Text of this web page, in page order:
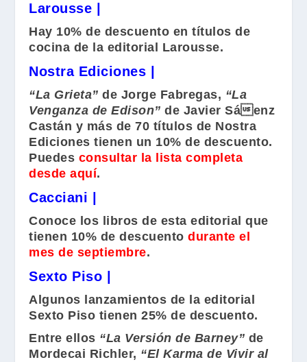
Larousse |
Hay 10% de descuento en títulos de
cocina de la editorial Larousse.
Nostra Ediciones |
“La Grieta” de Jorge Fabregas, “La
Venganza de Edison” de Javier Sáenz
Castán y más de 70 títulos de Nostra
Ediciones tienen un 10% de descuento.
Puedes consultar la lista completa
desde aquí.
Cacciani |
Conoce los libros de esta editorial que
tienen 10% de descuentodurante el
mes de septiembre.
Sexto Piso |
Algunos lanzamientos de la editorial
Sexto Piso tienen 25% de descuento.
Entre ellos “La Versión de Barney” de
Mordecai Richler, “El Karma de Vivir al